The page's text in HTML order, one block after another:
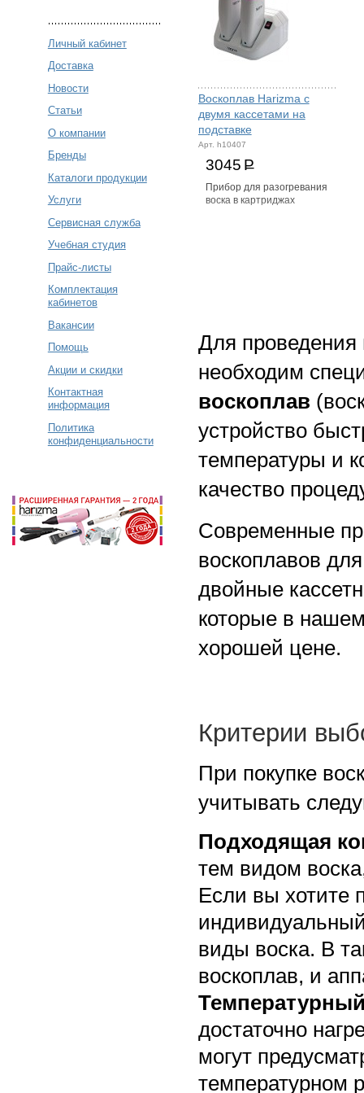
Личный кабинет
Доставка
Новости
Статьи
О компании
Бренды
Каталоги продукции
Услуги
Сервисная служба
Учебная студия
Прайс-листы
Комплектация
кабинетов
Вакансии
Помощь
Акции и скидки
Контактная
информация
Политика
конфиденциальности
Воскоплав Harizma с
двумя кассетами на
подставке
Арт. h10407
3045 Р
Прибор для разогревания
воска в картриджах
Для проведения
необходим
воскоплав
устройство
температуры и
качество
Современные
воскоплавов
двойные
которые в
хорошей цене.
Критерии
При покупке
учитывать
Подходящая
тем видом
Если вы хотите
виды воска. В
воскоплав, и
достаточно
могут
температурном